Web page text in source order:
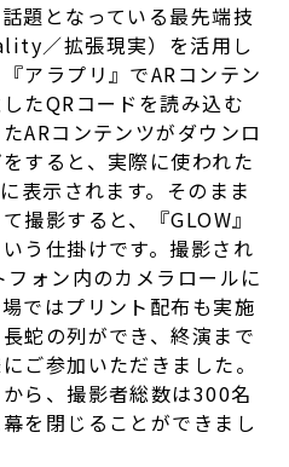
題となっている最先端技
／拡張現実）を活用し
アラプリ』でARコンテン
たQRコードを読み込む
ARコンテンツがダウンロ
すると、実際に使われた
表示されます。そのまま
撮影すると、『GLOW』
う仕掛けです。撮影され
ォン内のカメラロールに
ではプリント配布も実施
蛇の列ができ、終演まで
ご参加いただきました。
ら、撮影者総数は300名
を閉じることができまし